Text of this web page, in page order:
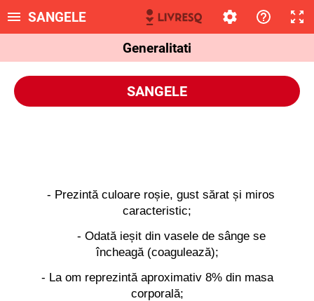
SANGELE
Generalitati
SANGELE
- Prezintă culoare roșie, gust sărat și miros
caracteristic;
- Odată ieșit din vasele de sânge se
încheagă (coagulează);
- La om reprezintă aproximativ 8% din masa
corporală;